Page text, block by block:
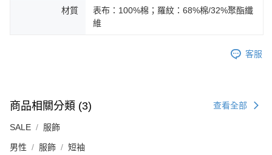
材質
表布：100%棉；羅紋：68%棉/32%聚酯纖
維
客服
商品相關分類 (3) 查看全部
SALE 服飾
男性 服飾 短袖